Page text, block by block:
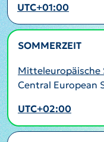
UTC+01:00
SOMMERZEIT
Mitteleuropäische
Central European
UTC+02:00